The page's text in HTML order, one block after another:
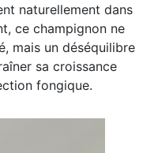
naturellement dans
ce champignon ne
mais un déséquilibre
sa croissance
fongique.